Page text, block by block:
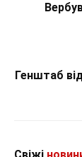
Генштаб